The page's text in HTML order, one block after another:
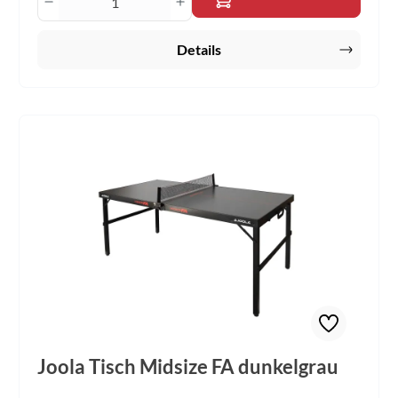
Details
Joola Tisch Midsize FA dunkelgrau